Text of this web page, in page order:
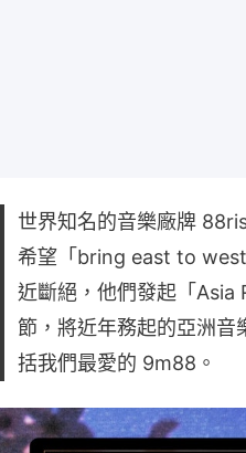
世界知名的音樂廠牌
希望「bring east to
近斷絕，他們發起「Asia
節，將近年務起的亞洲音
括我們最愛的 9m88。